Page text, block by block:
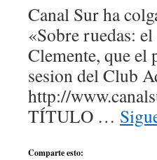
Canal Sur ha
«Sobre ruedas:
Clemente, que el
sesion del Club
http://
TÍTULO …
Comparte esto: